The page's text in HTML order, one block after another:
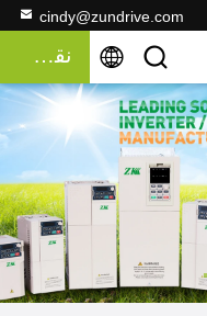
cindy@zundrive.com
نقل قول